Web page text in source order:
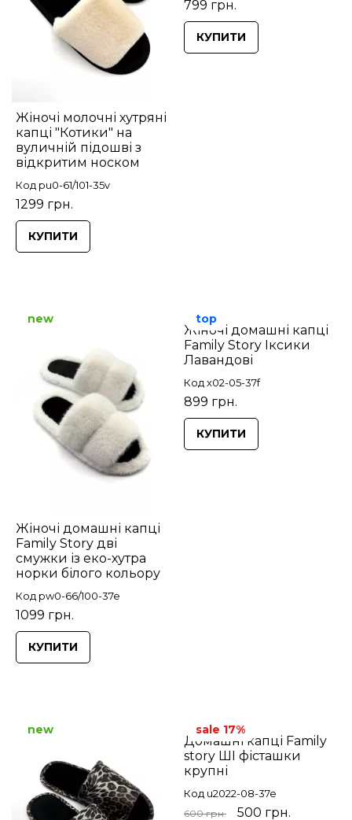
Жіночі молочні хутряні
капці "Котики" на
вуличній підошві з
відкритим носком
Код pu0-61/101-35v
1299 грн.
КУПИТИ
799 грн.
КУПИТИ
Жіночі домашні капці
Family Story дві
смужки із еко-хутра
норки білого кольору
Код pw0-66/100-37e
1099 грн.
new
КУПИТИ
Жіночі домашні капці
Family Story Іксики
Лавандові
Код x02-05-37f
899 грн.
top
КУПИТИ
new
Домашні капці Family
story ШІ фісташки
крупні
Код u2022-08-37e
600 грн. 500 грн.
sale 17%